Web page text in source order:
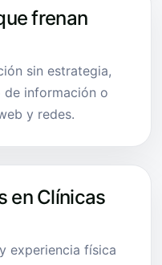
frenan
sin estrategia,
de información o
y redes.
en Clínicas
experiencia física